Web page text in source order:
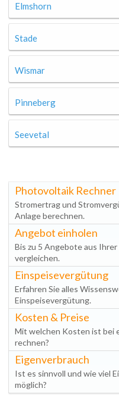
Elmshorn
Stade
Wismar
Pinneberg
Seevetal
Photovoltaik Rechner
Stromertrag und
Anlage berechnen.
Angebot einholen
Bis zu 5 Angebote aus
vergleichen.
Einspeisevergütung
Erfahren Sie alles
Einspeisevergütung.
Kosten & Preise
Mit welchen Kosten ist bei
rechnen?
Eigenverbrauch
Ist es sinnvoll und wie viel
möglich?